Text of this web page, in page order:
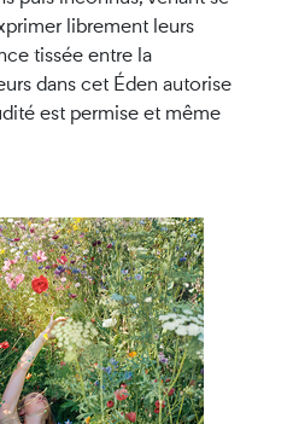
librement leurs
tissée entre la
dans cet Éden autorise
est permise et même